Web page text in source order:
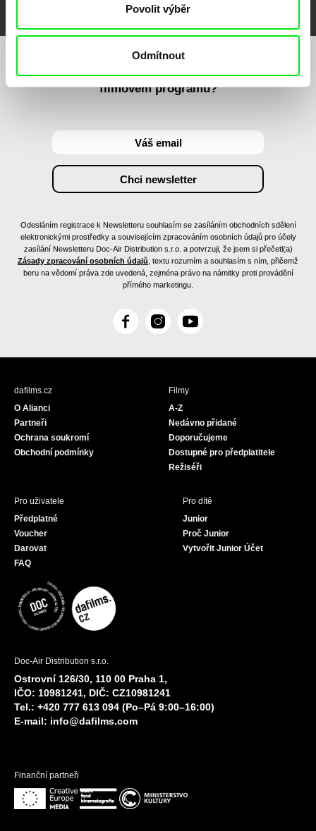
Povolit výběr
Odmítnout
Chcete být pravidelně informováni o našem
filmovém programu?
Odesláním registrace k Newsletteru souhlasím se zasíláním obchodních sdělení
elektronickými prostředky a souvisejícím zpracováním osobních údajů pro účely
zasílání Newsletteru Doc-Air Distribution s.r.o. a potvrzuji, že jsem si přečetl(a)
Zásady zpracování osobních údajů , textu rozumím a souhlasím s ním, přičemž
beru na vědomí práva zde uvedená, zejména právo na námitky proti provádění
přímého marketingu.
F
c
I
s
Y
u
dafilms.cz
O Alianci
Partneři
Ochrana soukromí
Obchodní podmínky
Filmy
A-Z
Nedávno přidané
Doporučujeme
Dostupné pro předplatitele
Režiséři
Pro uživatele
Předplatné
Voucher
Darovat
FAQ
Pro dítě
Junior
Proč Junior
Vytvořit Junior Účet
Doc-Air Distribution s.r.o.
Ostrovní 126/30, 110 00 Praha 1,
IČO: 10981241, DIČ: CZ10981241
Tel.: +420 777 613 094 (Po–Pá 9:00–16:00)
E-mail: info@dafilms.com
Finanční partneři